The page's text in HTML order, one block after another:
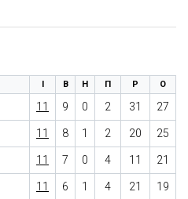
І В Н П Р О
11 9 0 2 31 27
11 8 1 2 20 25
11 7 0 4 11 21
11 6 1 4 21 19